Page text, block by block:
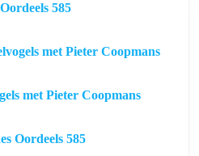
585
met Pieter Coopmans
met Pieter Coopmans
Oordeels 585